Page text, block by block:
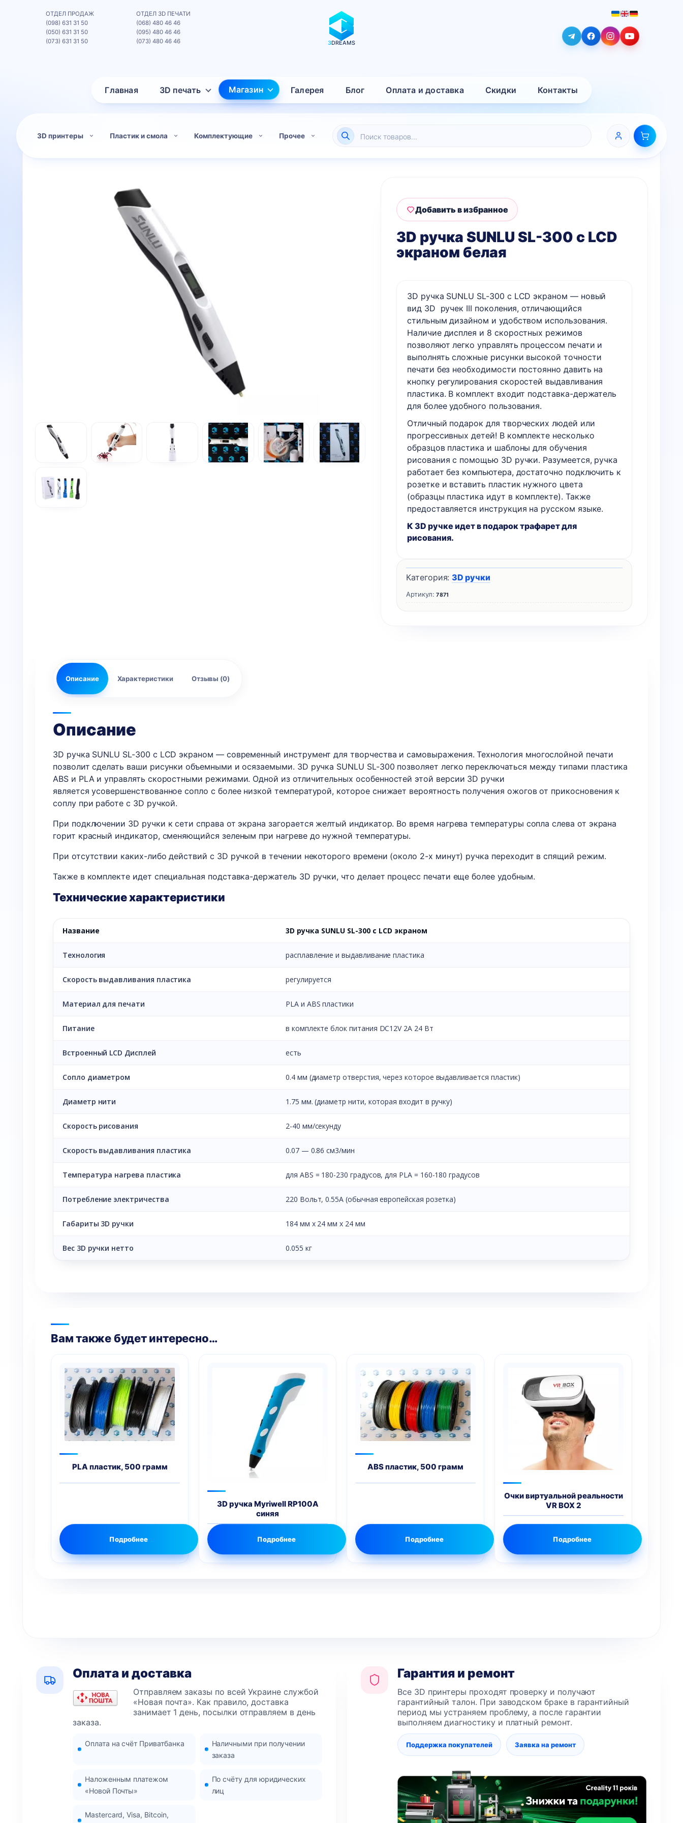
3DREAMS
Главная 3D печать Магазин Галерея Блог Оплата и доставка Скидки Контакты
ОТДЕЛ ПРОДАЖ
(098) 631 31 50
(050) 631 31 50
(073) 631 31 50
ОТДЕЛ 3D ПЕЧАТИ
(068) 480 46 46
(095) 480 46 46
(073) 480 46 46
3D принтеры Пластик и смола Комплектующие Прочее Поиск
3D ручка SUNLU SL-300 с LCD
экраном белая
3D ручка SUNLU SL-300 с LCD экраном — новый
вид 3D ручек III поколения, отличающийся
стильным дизайном и удобством использования.
Наличие дисплея и 8 скоростных режимов
позволяют легко управлять процессом печати и
выполнять сложные рисунки высокой точности
печати без необходимости постоянно давить на
кнопку регулирования скоростей выдавливания
пластика. В комплект входит подставка-держатель
для более удобного пользования.
Отличный подарок для творческих людей или
прогрессивных детей! В комплекте несколько
образцов пластика и шаблоны для обучения
рисования с помощью 3D ручки. Разумеется, ручка
работает без компьютера, достаточно подключить к
розетке и вставить пластик нужного цвета
(образцы пластика идут в комплекте). Также
предоставляется инструкция на русском языке.
К 3D ручке идет в подарок трафарет для
рисования.
Добавить в избранное
Артикул:7871
Категория: 3D ручки
Описание Характеристики Отзывы (0)
Описание
3D ручка SUNLU SL-300 с LCD экраном — современный инструмент для творчества и самовыражения. Технология многослойной печати
позволит сделать ваши рисунки объемными и осязаемыми. 3D ручка SUNLU SL-300 позволяет легко переключаться между типами пластика
ABS и PLA и управлять скоростными режимами. Одной из отличительных особенностей этой версии 3D ручки
является усовершенствованное сопло с более низкой температурой, которое снижает вероятность получения ожогов от прикосновения к
соплу при работе с 3D ручкой.
При подключении 3D ручки к сети справа от экрана загорается желтый индикатор. Во время нагрева температуры сопла слева от экрана
горит красный индикатор, сменяющийся зеленым при нагреве до нужной температуры.
При отсутствии каких-либо действий с 3D ручкой в течении некоторого времени (около 2-х минут) ручка переходит в спящий режим.
Также в комплекте идет специальная подставка-держатель 3D ручки, что делает процесс печати еще более удобным.
Технические характеристики
Название 3D ручка SUNLU SL-300 с LCD экраном
Технология расплавление и выдавливание пластика
Скорость выдавливания пластика регулируется
Материал для печати PLA и ABS пластики
Питание в комплекте блок питания DC12V 2A 24 Вт
Встроенный LCD Дисплей есть
Сопло диаметром 0.4 мм (диаметр отверстия, через которое выдавливается пластик)
Диаметр нити 1.75 мм. (диаметр нити, которая входит в ручку)
Скорость рисования 2-40 мм/секунду
Скорость выдавливания пластика 0.07 — 0.86 см3/мин
Температура нагрева пластика для ABS = 180-230 градусов, для PLA = 160-180 градусов
Потребление электричества 220 Вольт, 0.55A (обычная европейская розетка)
Габариты 3D ручки 184 мм х 24 мм х 24 мм
Вес 3D ручки нетто 0.055 кг
Вам также будет интересно…
PLA пластик, 500 грамм
Подробнее
3D ручка Myriwell RP100A
синяя
Подробнее
ABS пластик, 500 грамм
Подробнее
Очки виртуальной реальности
VR BOX 2
Подробнее
Оплата и доставка
Отправляем заказы по всей Украине службой
«Новая почта». Как правило, доставка
занимает 1 день, посылки отправляем в день
заказа.
Оплата на счёт Приватбанка
Наличными при получении
заказа
Наложенным платежом
«Новой Почты»
По счёту для юридических
лиц
Mastercard, Visa, Bitcoin,
Гарантия и ремонт
Все 3D принтеры проходят проверку и получают
гарантийный талон. При заводском браке в гарантийный
период мы устраняем проблему, а после гарантии
выполняем диагностику и платный ремонт.
Поддержка покупателей Заявка на ремонт